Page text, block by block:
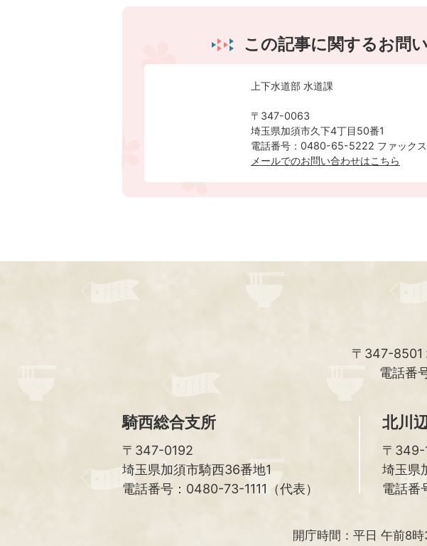
この記事に関するお問
上下水道部 水道課
〒347-0063
埼玉県加須市久下4丁目50番1
電話番号：0480-65-5222 ファック
メールでのお問い合わせはこちら
〒347-8501
電話番
騎西総合支所
〒347-0192
埼玉県加須市騎西36番地1
電話番号：0480-73-1111（代表）
北川
〒349-
埼玉県
電話番
開庁時間： 平日 午前8